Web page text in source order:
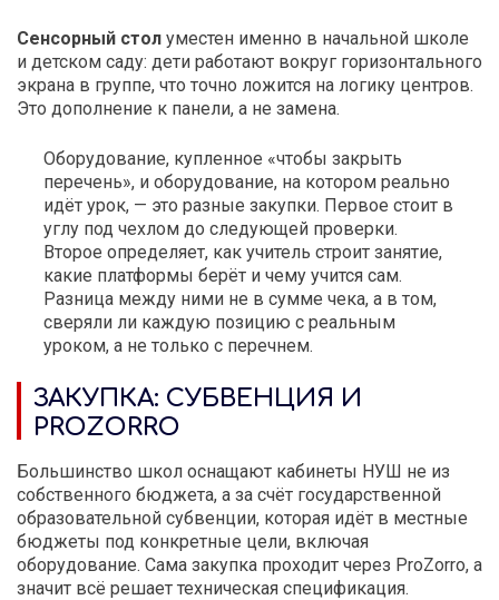
Сенсорный стол уместен именно в начальной школе
и детском саду: дети работают вокруг горизонтального
экрана в группе, что точно ложится на логику центров.
Это дополнение к панели, а не замена.
Оборудование, купленное «чтобы закрыть
перечень», и оборудование, на котором реально
идёт урок, — это разные закупки. Первое стоит в
углу под чехлом до следующей проверки.
Второе определяет, как учитель строит занятие,
какие платформы берёт и чему учится сам.
Разница между ними не в сумме чека, а в том,
сверяли ли каждую позицию с реальным
уроком, а не только с перечнем.
ЗАКУПКА: СУБВЕНЦИЯ И
PROZORRO
Большинство школ оснащают кабинеты НУШ не из
собственного бюджета, а за счёт государственной
образовательной субвенции, которая идёт в местные
бюджеты под конкретные цели, включая
оборудование. Сама закупка проходит через ProZorro, а
значит всё решает техническая спецификация.